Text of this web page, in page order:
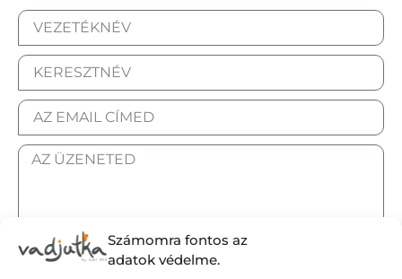
Számomra fontos az
adatok védelme.
ELFOGADOM AZ ADATKEZELÉSI TÁJÉKOZTATÓT.